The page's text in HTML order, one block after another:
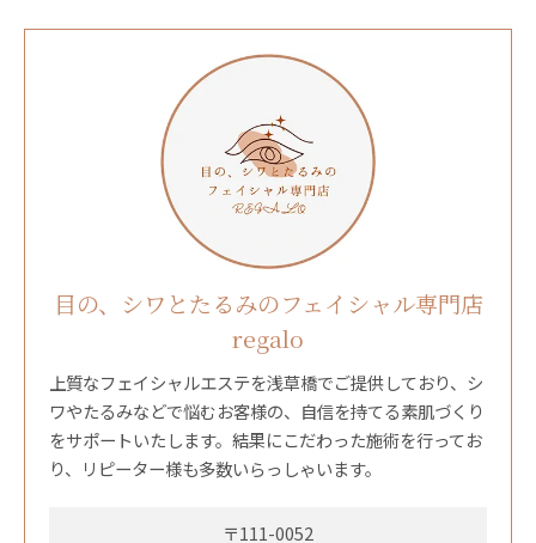
目の、シワとたるみのフェイシャル専門店
regalo
上質なフェイシャルエステを浅草橋でご提供しており、シ
ワやたるみなどで悩むお客様の、自信を持てる素肌づくり
をサポートいたします。結果にこだわった施術を行ってお
り、リピーター様も多数いらっしゃいます。
〒111-0052